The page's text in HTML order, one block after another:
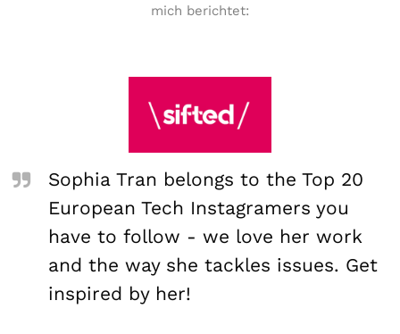
mich berichtet:
Sophia Tran belongs to the Top 20
European Tech Instagramers you
have to follow - we love her work
and the way she tackles issues. Get
inspired by her!